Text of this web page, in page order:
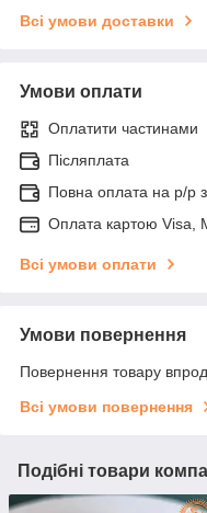
Всі умови доставки
Умови оплати
Оплатити частинами
Післяплата
Повна оплата на р/р
Оплата картою Visa,
Всі умови оплати
Умови повернення
Повернення товару
Всі умови повернення
Подібні товари